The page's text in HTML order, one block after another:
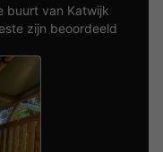
buurt van Katwijk
zijn beoordeeld